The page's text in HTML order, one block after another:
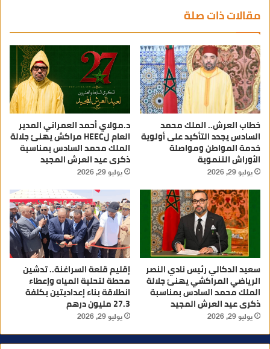
مقالات ذات صلة
خطاب العرش.. الملك محمد
السادس يجدد التأكيد على أولوية
خدمة المواطن ومواصلة
الأوراش التنموية
يوليو 29, 2026
د.مولاي أحمد العمراني المدير
العام لHEEC مراكش يهنئ جلالة
الملك محمد السادس بمناسبة
ذكرى عيد العرش المجيد
يوليو 29, 2026
سعيد الدكالي رئيس نادي النصر
الرياضي المراكشي يهنئ جلالة
الملك محمد السادس بمناسبة
ذكرى عيد العرش المجيد
يوليو 29, 2026
إقليم قلعة السراغنة.. تدشين
محطة لتحلية المياه وإعطاء
انطلاقة بناء إعداديتين بكلفة
27.3 مليون درهم
يوليو 29, 2026